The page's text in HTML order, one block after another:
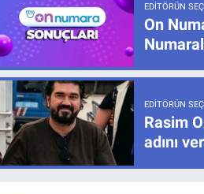
EDITÖRÜN
On
EDITÖRÜN
Rasim
adını